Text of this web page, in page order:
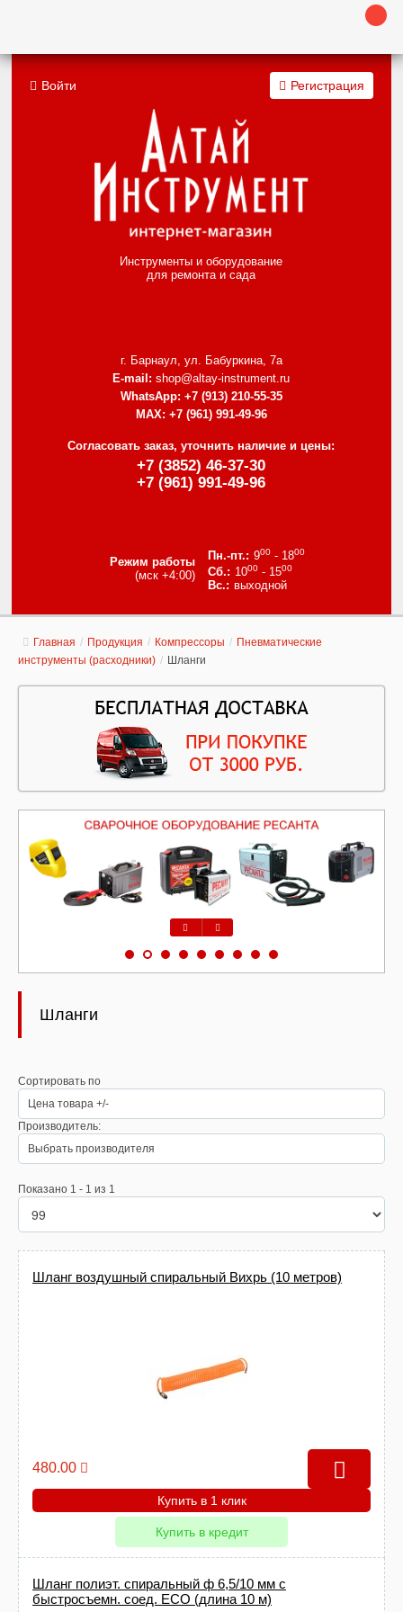
Инструменты и оборудование
для ремонта и сада
г. Барнаул, ул. Бабуркина, 7а
E-mail: shop@altay-instrument.ru
WhatsApp: +7 (913) 210-55-35
MAX: +7 (961) 991-49-96
Согласовать заказ, уточнить наличие и цены:
+7 (3852) 46-37-30
+7 (961) 991-49-96
Режим работы
(мск +4:00)
900- 1800
1000- 1500
выходной
Войти Регистрация
Главная / Продукция / Компрессоры / Пневматические
инструменты (расходники) / Шланги
Шланги
Сортировать по
Цена товара +/-
Производитель:
Выбрать производителя
Показано 1 - 1 из 1
Шланг воздушный спиральный Вихрь (10 метров)
480.00
Купить в 1 клик
Купить в кредит
Шланг полиэт. спиральный ф 6,5/10 мм с
быстросъемн. соед. ECO (длина 10 м)